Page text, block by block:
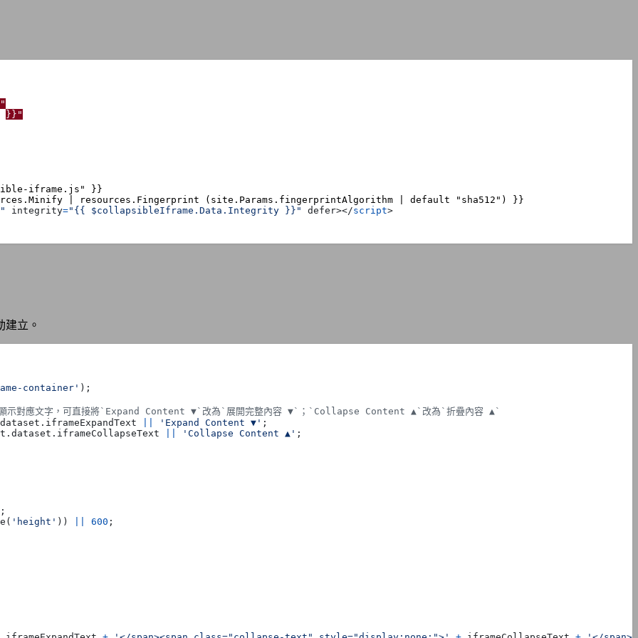
}}"
integrity="{{ $collapsibleIframe.Data.Integrity }}" defer></script>
建立。
container' );
dataset . iframeExpandText 'Expand Content ▼' ;
. dataset . iframeCollapseText 'Collapse Content ▲' ;
( 'height' )) 600 ;